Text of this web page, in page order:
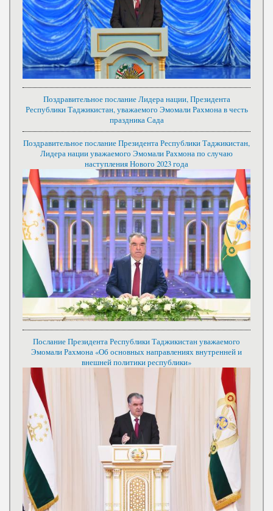
Поздравительное послание Лидера нации, Президента
Республики Таджикистан, уважаемого Эмомали Рахмона в честь
праздника Сада
Поздравительное послание Президента Республики Таджикистан,
Лидера нации уважаемого Эмомали Рахмона по случаю
наступления Нового 2023 года
Послание Президента Республики Таджикистан уважаемого
Эмомали Рахмона «Об основных направлениях внутренней и
внешней политики республики»